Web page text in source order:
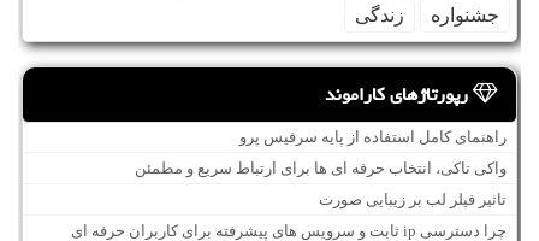
جشنواره
زندگی
رپورتاژهای کاراموند
راهنمای کامل استفاده از پایه سرفیس پرو
واکی تاکی، انتخاب حرفه ای ها برای ارتباط سریع و مطمئن
تاثیر فیلر لب بر زیبایی صورت
چرا دسترسی ip ثابت و سرویس های پیشرفته برای کاربران حرفه ای